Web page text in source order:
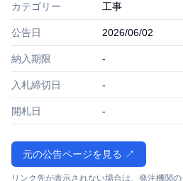
カテゴリー 工事
公告日 2026/06/02
納入期限 -
入札締切日 -
開札日 -
元の公告ページを見る ↗
リンク先が表示されない場合は、発注機関